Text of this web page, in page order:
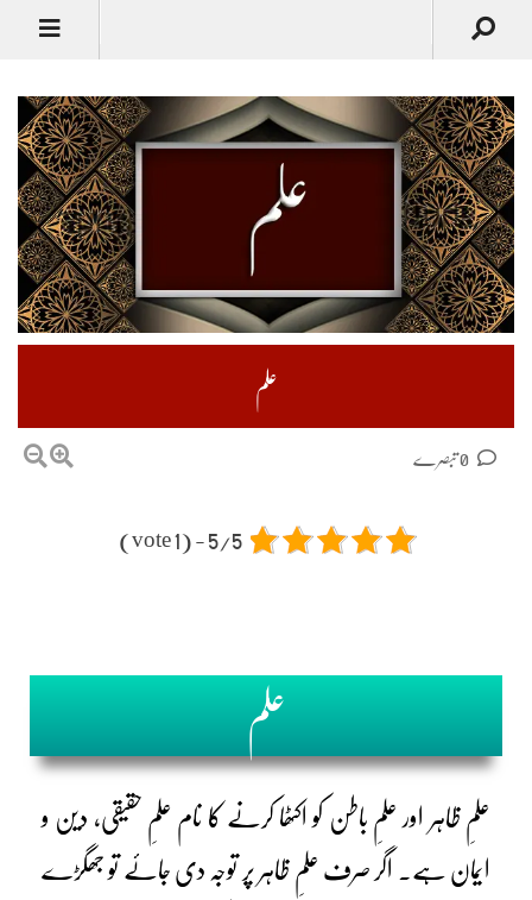
علم
5/5 - (1 vote)
علم
علمِ ظاہر اور علمِ باطن کو اکٹھا کرنے کا نام علمِ حقیقی، دین و
ایمان ہے۔ اگر صرف علمِ ظاہر پر توجہ دی جائے تو جھگڑے